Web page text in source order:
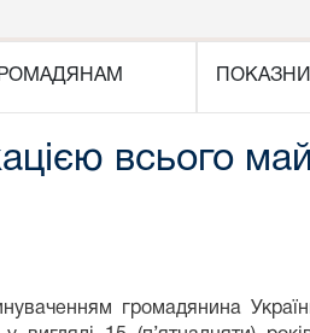
всього
громадянина